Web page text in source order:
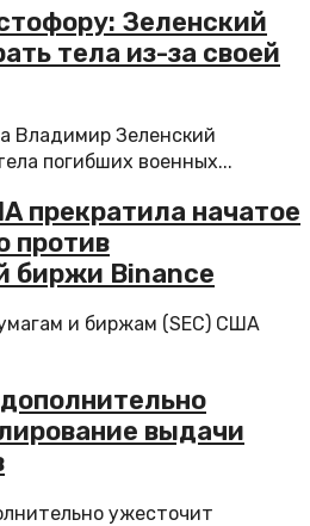
Зеленский
тела из-за своей
Владимир Зеленский
погибших военных...
прекратила начатое
против
биржи Binance
и биржам (SEC) США
выдачи
ужесточит